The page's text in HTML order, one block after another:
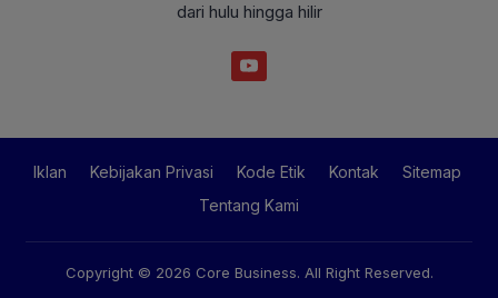
dari hulu hingga hilir
Iklan Kebijakan Privasi Kode Etik Kontak
Sitemap
Tentang Kami
Copyright © 2026 Core Business. All Right Reserved.